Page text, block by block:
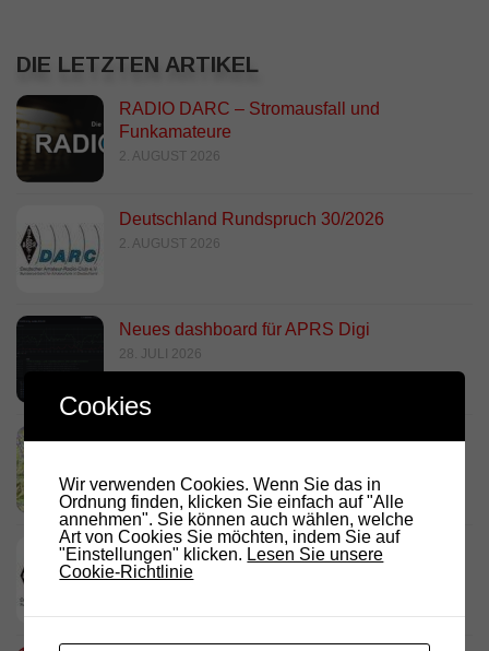
DIE LETZTEN ARTIKEL
RADIO DARC – Stromausfall und
Funkamateure
2. AUGUST 2026
Deutschland Rundspruch 30/2026
2. AUGUST 2026
Neues dashboard für APRS Digi
28. JULI 2026
Link Südtirol Murnau Süd ändert QRG und
23. JULI 2026
DARC Rundspruch 29/2026
23. JULI 2026
Cookies
Wir verwenden Cookies. Wenn Sie das in
Ordnung finden, klicken Sie einfach auf "Alle
annehmen". Sie können auch wählen, welche
Art von Cookies Sie möchten, indem Sie auf
"Einstellungen" klicken. Lesen Sie unsere
Cookie-Richtlinie